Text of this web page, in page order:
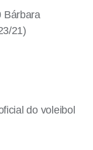
Bárbara
21)
do voleibol